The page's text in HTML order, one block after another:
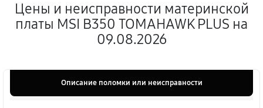
Цены и неисправности материнской
платы MSI B350 TOMAHAWK PLUS на
09.08.2026
Описание поломки или неисправности